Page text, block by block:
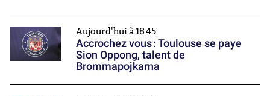
Aujourd'hui à 18:45
Accrochez vous : Toulouse se paye
Sion Oppong, talent de
Brommapojkarna